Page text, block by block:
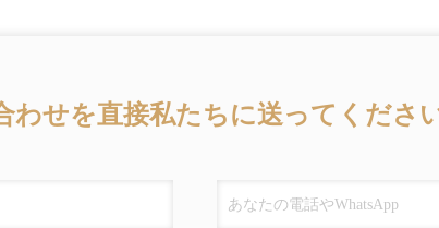
わせを直接私たちに送ってくださ